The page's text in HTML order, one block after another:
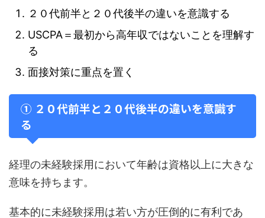
２０代前半と２０代後半の違いを意識する
USCPA＝最初から高年収ではないことを理解す
る
面接対策に重点を置く
① ２０代前半と２０代後半の違いを意識す
る
経理の未経験採用において年齢は資格以上に大きな
意味を持ちます。
基本的に未経験採用は若い方が圧倒的に有利であ